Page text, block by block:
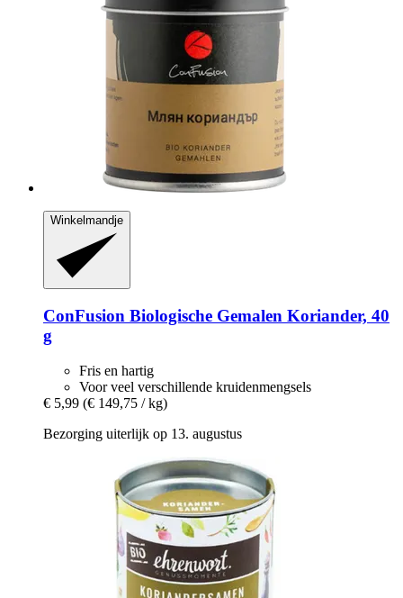
Winkelmandje
ConFusion Biologische Gemalen Koriander, 40
g
Fris en hartig
Voor veel verschillende kruidenmengsels
€ 5,99 (€ 149,75 / kg)
Bezorging uiterlijk op 13. augustus